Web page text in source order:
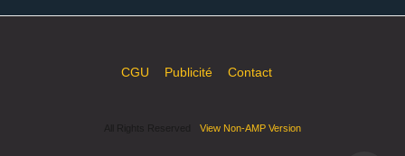
CGU Publicité Contact
View Non-AMP Version